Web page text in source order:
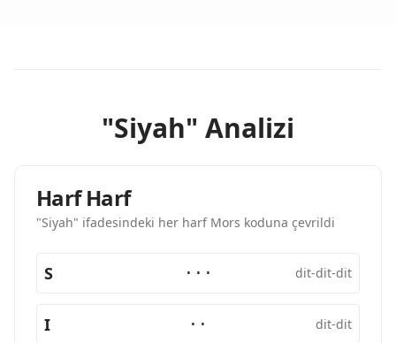
"Siyah" Analizi
Harf Harf
"Siyah" ifadesindeki her harf Mors koduna çevrildi
S ··· dit-dit-dit
I ·· dit-dit